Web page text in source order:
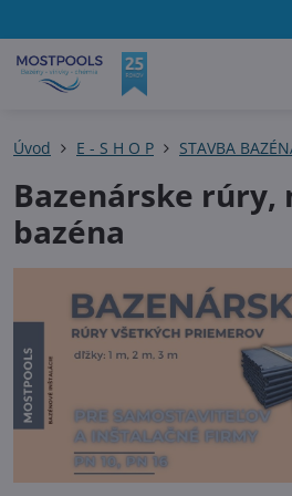
Úvod E - S H O P STAVBA
Bazenárske rúry,
bazéna